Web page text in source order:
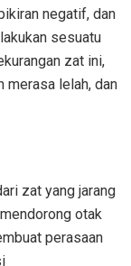
negatif, dan
sesuatu
zat ini,
merasa lelah, dan
zat yang jarang
otak
perasaan